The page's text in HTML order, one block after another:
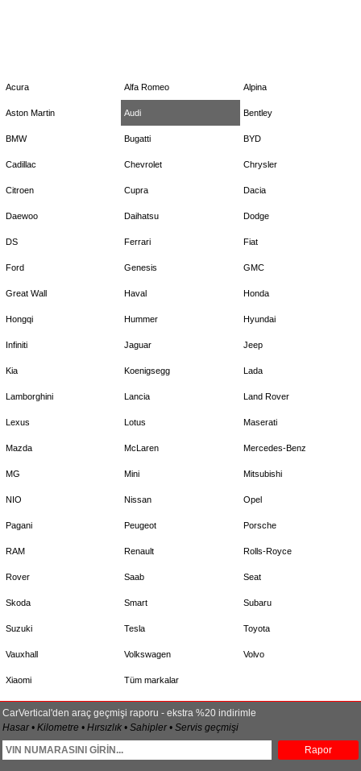
Acura Alfa Romeo Alpina
Aston Martin Audi Bentley
BMW Bugatti BYD
Cadillac Chevrolet Chrysler
Citroen Cupra Dacia
Daewoo Daihatsu Dodge
DS Ferrari Fiat
Ford Genesis GMC
Great Wall Haval Honda
Hongqi Hummer Hyundai
Infiniti Jaguar Jeep
Kia Koenigsegg Lada
Lamborghini Lancia Land Rover
Lexus Lotus Maserati
Mazda McLaren Mercedes-Benz
MG Mini Mitsubishi
NIO Nissan Opel
Pagani Peugeot Porsche
RAM Renault Rolls-Royce
Rover Saab Seat
Skoda Smart Subaru
Suzuki Tesla Toyota
Vauxhall Volkswagen Volvo
Xiaomi Tüm markalar
CarVertical'den araç geçmişi raporu - ekstra %20 indirimle
Hasar • Kilometre • Hırsızlık • Sahipler • Servis geçmişi
Rapor